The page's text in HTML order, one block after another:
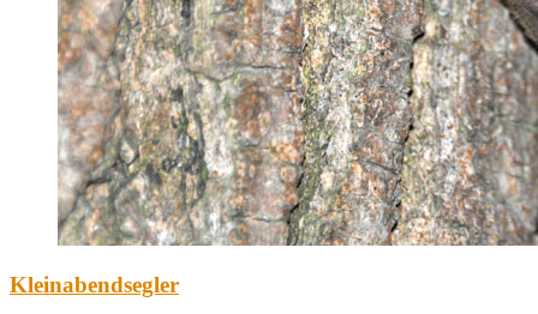
Kleinabendsegler